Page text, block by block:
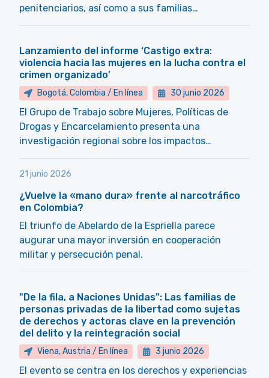
penitenciarios, así como a sus familias…
Lanzamiento del informe ‘Castigo extra:
violencia hacia las mujeres en la lucha contra el
crimen organizado’
Bogotá, Colombia / En línea 30 junio 2026
El Grupo de Trabajo sobre Mujeres, Políticas de
Drogas y Encarcelamiento presenta una
investigación regional sobre los impactos…
21 junio 2026
¿Vuelve la «mano dura» frente al narcotráfico
en Colombia?
El triunfo de Abelardo de la Espriella parece
augurar una mayor inversión en cooperación
militar y persecución penal.
"De la fila, a Naciones Unidas": Las familias de
personas privadas de la libertad como sujetas
de derechos y actoras clave en la prevención
del delito y la reintegración social
Viena, Austria / En línea 3 junio 2026
El evento se centra en los derechos y experiencias